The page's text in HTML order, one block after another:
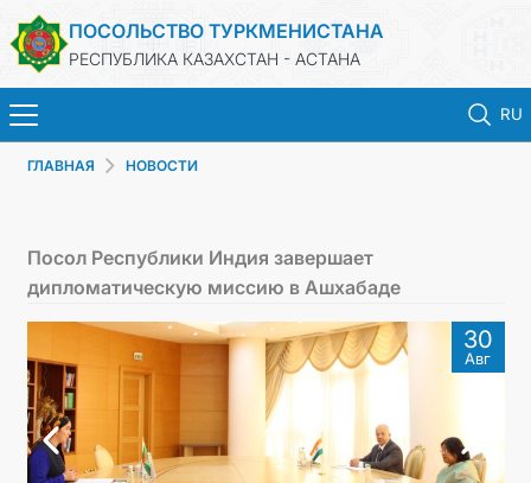
ПОСОЛЬСТВО ТУРКМЕНИСТАНА
РЕСПУБЛИКА КАЗАХСТАН - АСТАНА
RU
КОНСУЛЬСКИЕ УСЛУГИ
МИД
ГЛАВНАЯ НОВОСТИ
Посол Республики Индия завершает
дипломатическую миссию в Ашхабаде
30
Авг